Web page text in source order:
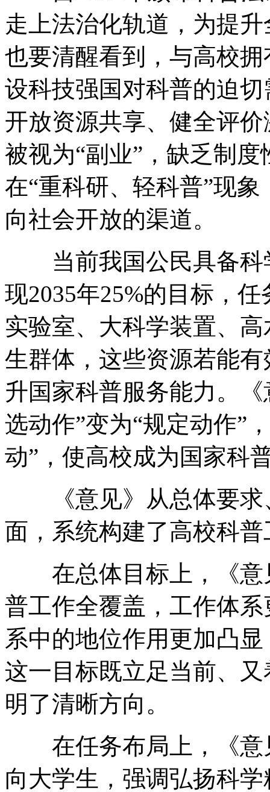
走上法治化轨道，为提
也要清醒看到，与高校
设科技强国对科普的迫
开放资源共享、健全评
被视为“副业”，缺乏制
在“重科研、轻科普”现
向社会开放的渠道。
当前我国公民具备科
现2035年25%的目标，
实验室、大科学装置、
生群体，这些资源若能
升国家科普服务能力。
选动作”变为“规定动作”
动”，使高校成为国家科
《意见》从总体要求
面，系统构建了高校科
在总体目标上，《意
普工作全覆盖，工作体
系中的地位作用更加凸
这一目标既立足当前、
明了清晰方向。
在任务布局上，《意
向大学生，强调弘扬科